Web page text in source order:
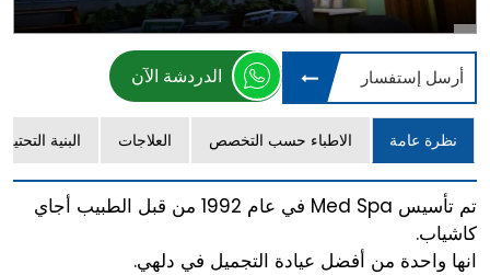
أرسل إستفسار الدردشة الآن
نظرة عامة الاطباء حسب التخصص العلاجات البنية التحتية
تم تأسيس Med Spa في عام 1992 من قبل الطبيب أجاي
كاشياب.
انها واحدة من أفضل عيادة التجميل في دلهي.